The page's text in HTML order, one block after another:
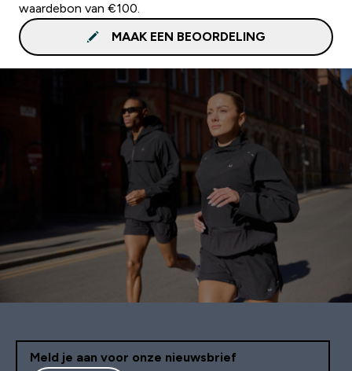
waardebon van €100.
MAAK EEN BEOORDELING
Meld je aan voor onze nieuwsbrief